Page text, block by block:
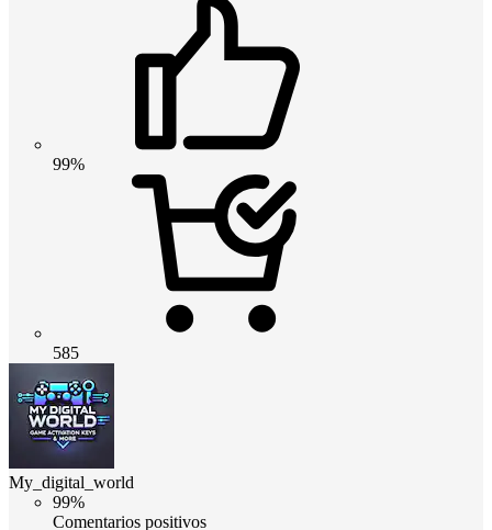
99%
585
My_digital_world
99%
Comentarios positivos